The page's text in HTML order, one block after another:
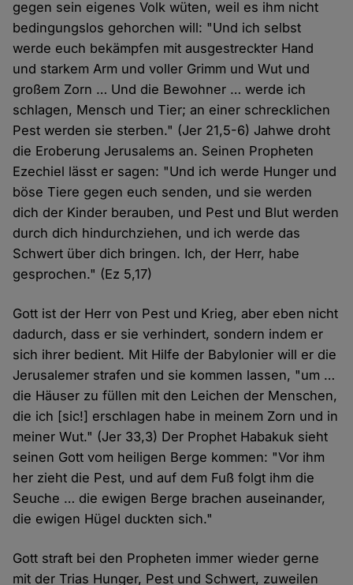
gegen sein eigenes Volk wüten, weil es ihm nicht
bedingungslos gehorchen will: "Und ich selbst
werde euch bekämpfen mit ausgestreckter Hand
und starkem Arm und voller Grimm und Wut und
großem Zorn … Und die Bewohner … werde ich
schlagen, Mensch und Tier; an einer schrecklichen
Pest werden sie sterben." (Jer 21,5-6) Jahwe droht
die Eroberung Jerusalems an. Seinen Propheten
Ezechiel lässt er sagen: "Und ich werde Hunger und
böse Tiere gegen euch senden, und sie werden
dich der Kinder berauben, und Pest und Blut werden
durch dich hindurchziehen, und ich werde das
Schwert über dich bringen. Ich, der Herr, habe
gesprochen." (Ez 5,17)
Gott ist der Herr von Pest und Krieg, aber eben nicht
dadurch, dass er sie verhindert, sondern indem er
sich ihrer bedient. Mit Hilfe der Babylonier will er die
Jerusalemer strafen und sie kommen lassen, "um …
die Häuser zu füllen mit den Leichen der Menschen,
die ich [sic!] erschlagen habe in meinem Zorn und in
meiner Wut." (Jer 33,3) Der Prophet Habakuk sieht
seinen Gott vom heiligen Berge kommen: "Vor ihm
her zieht die Pest, und auf dem Fuß folgt ihm die
Seuche … die ewigen Berge brachen auseinander,
die ewigen Hügel duckten sich."
Gott straft bei den Propheten immer wieder gerne
mit der Trias Hunger, Pest und Schwert, zuweilen